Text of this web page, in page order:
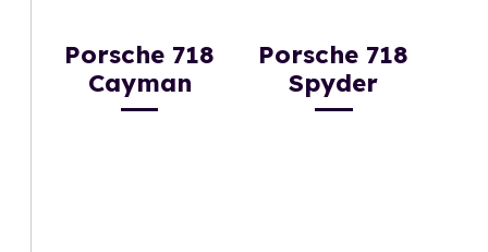
Porsche 718
Cayman
Porsche 718
Spyder